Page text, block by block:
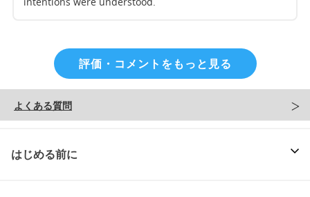
評価・コメントをもっと見る
よくある質問
はじめる前に